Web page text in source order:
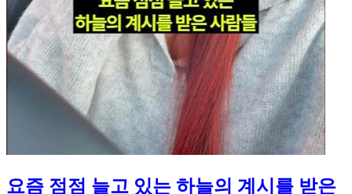
요즘 점점 늘고 있는 하늘의 계시를 받은